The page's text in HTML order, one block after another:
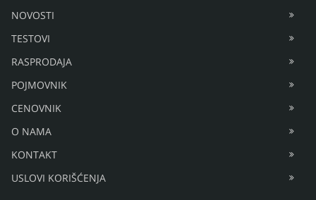
NOVOSTI
TESTOVI
RASPRODAJA
POJMOVNIK
CENOVNIK
O NAMA
KONTAKT
USLOVI KORIŠĆENJA